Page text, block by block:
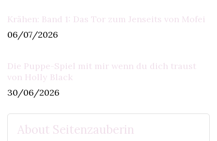
Krähen: Band 1: Das Tor zum Jenseits von Mofei
06/07/2026
Die Puppe-Spiel mit mir wenn du dich traust
von Holly Black
30/06/2026
About Seitenzauberin